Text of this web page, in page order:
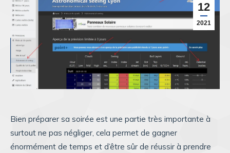
12
2021
Bien préparer sa soirée est une partie très importante à
surtout ne pas négliger, cela permet de gagner
énormément de temps et d’être sûr de réussir à prendre